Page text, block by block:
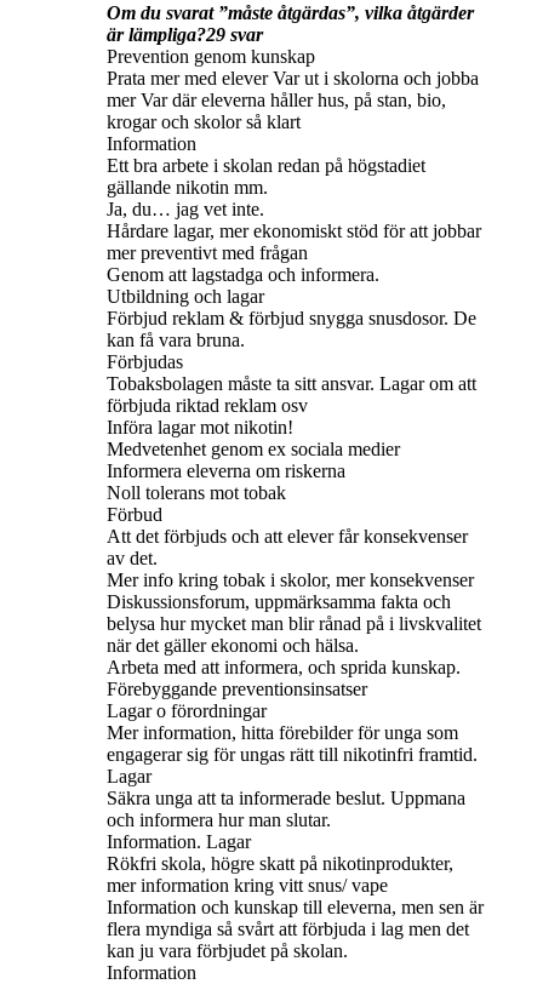
Om du svarat ”måste åtgärdas”, vilka åtgärder
är lämpliga?29 svar
Prevention genom kunskap
Prata mer med elever Var ut i skolorna och jobba
mer Var där eleverna håller hus, på stan, bio,
krogar och skolor så klart
Information
Ett bra arbete i skolan redan på högstadiet
gällande nikotin mm.
Ja, du… jag vet inte.
Hårdare lagar, mer ekonomiskt stöd för att jobbar
mer preventivt med frågan
Genom att lagstadga och informera.
Utbildning och lagar
Förbjud reklam & förbjud snygga snusdosor. De
kan få vara bruna.
Förbjudas
Tobaksbolagen måste ta sitt ansvar. Lagar om att
förbjuda riktad reklam osv
Införa lagar mot nikotin!
Medvetenhet genom ex sociala medier
Informera eleverna om riskerna
Noll tolerans mot tobak
Förbud
Att det förbjuds och att elever får konsekvenser
av det.
Mer info kring tobak i skolor, mer konsekvenser
Diskussionsforum, uppmärksamma fakta och
belysa hur mycket man blir rånad på i livskvalitet
när det gäller ekonomi och hälsa.
Arbeta med att informera, och sprida kunskap.
Förebyggande preventionsinsatser
Lagar o förordningar
Mer information, hitta förebilder för unga som
engagerar sig för ungas rätt till nikotinfri framtid.
Lagar
Säkra unga att ta informerade beslut. Uppmana
och informera hur man slutar.
Information. Lagar
Rökfri skola, högre skatt på nikotinprodukter,
mer information kring vitt snus/ vape
Information och kunskap till eleverna, men sen är
flera myndiga så svårt att förbjuda i lag men det
kan ju vara förbjudet på skolan.
Information